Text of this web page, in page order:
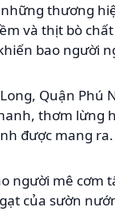
thương
và thịt bò chất
bao người
Quận Phú
thơm lừng
được mang ra.
người mê cơm
của sườn